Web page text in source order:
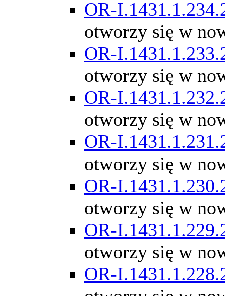
OR-
otworzy się w
OR-
otworzy się w
OR-
otworzy się w
OR-
otworzy się w
OR-
otworzy się w
OR-
otworzy się w
OR-